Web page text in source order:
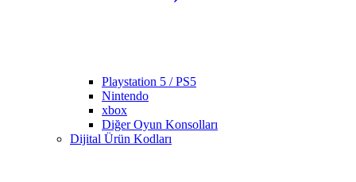
Playstation 5 / PS5
Nintendo
xbox
Diğer Oyun Konsolları
Dijital Ürün Kodları